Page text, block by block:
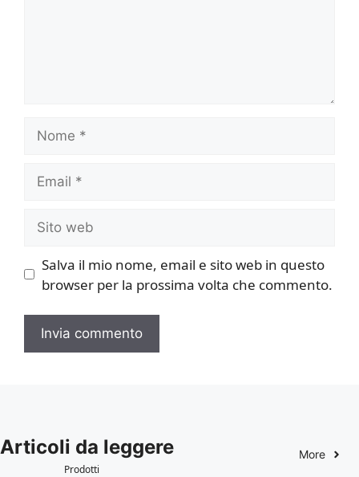
web
Salva il mio nome, email e sito web in questo
browser per la prossima volta che commento.
Articoli da leggere
More
Prodotti